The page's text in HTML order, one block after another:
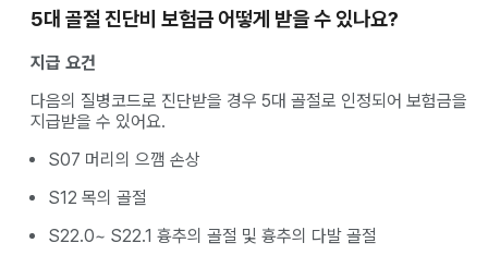
5대 골절 진단비 보험금 어떻게 받을 수 있나요?
지급 요건
다음의 질병코드로 진단받을 경우 5대 골절로 인정되어 보험금을
지급받을 수 있어요.
S07 머리의 으깸 손상
S12 목의 골절
S22.0~ S22.1 흉추의 골절 및 흉추의 다발 골절